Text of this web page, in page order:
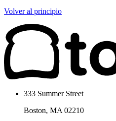
Volver al principio
333 Summer Street
Boston, MA 02210